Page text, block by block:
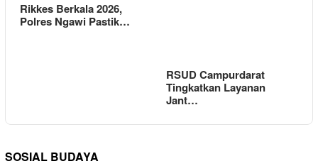
Rikkes Berkala 2026,
Polres Ngawi Pastik…
RSUD Campurdarat
Tingkatkan Layanan
Jant…
SOSIAL BUDAYA